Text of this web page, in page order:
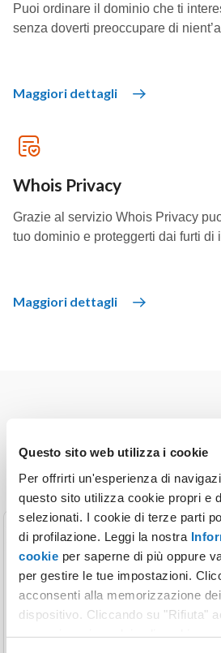
Questo sito web utilizza i cookie
Per offrirti un'esperienza di
questo sito utilizza cookie propri e
selezionati. I cookie di terze parti
di profilazione. Leggi la nostra
cookie per saperne di più oppure
per gestire le tue impostazioni.
acconsenti alla memorizzazione
dispositivo. Cliccando su "Rifiuta"
memorizzazione dei soli cookie
Puoi ordinare il dominio che ti
senza doverti preoccupare di
Maggiori dettagli
Whois Privacy
Grazie al servizio Whois Privacy
tuo dominio e proteggerti dai furti di
Maggiori dettagli
Registrazione
Il nome perfetto per il tuo sito